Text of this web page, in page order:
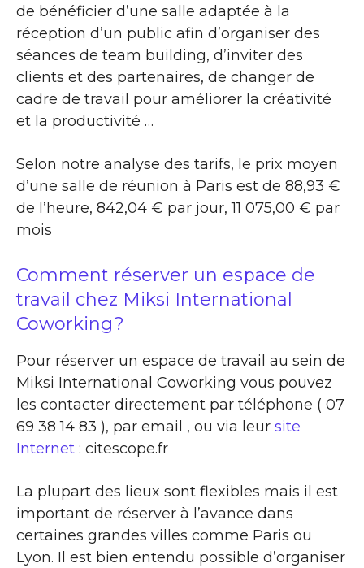
de bénéficier d’une salle adaptée à la
réception d’un public afin d’organiser des
séances de team building, d’inviter des
clients et des partenaires, de changer de
cadre de travail pour améliorer la créativité
et la productivité …
Selon notre analyse des tarifs, le prix moyen
d’une salle de réunion à Paris est de 88,93 €
de l’heure, 842,04 € par jour, 11 075,00 € par
mois
Comment réserver un espace de
travail chez Miksi International
Coworking?
Pour réserver un espace de travail au sein de
Miksi International Coworking vous pouvez
les contacter directement par téléphone ( 07
69 38 14 83 ), par email , ou via leur site
Internet : citescope.fr
La plupart des lieux sont flexibles mais il est
important de réserver à l’avance dans
certaines grandes villes comme Paris ou
Lyon. Il est bien entendu possible d’organiser